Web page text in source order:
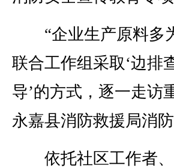
“企业生产原料多
联合工作组采取‘边排
导’的方式，逐一走访
永嘉县消防救援局消
依托社区工作者、